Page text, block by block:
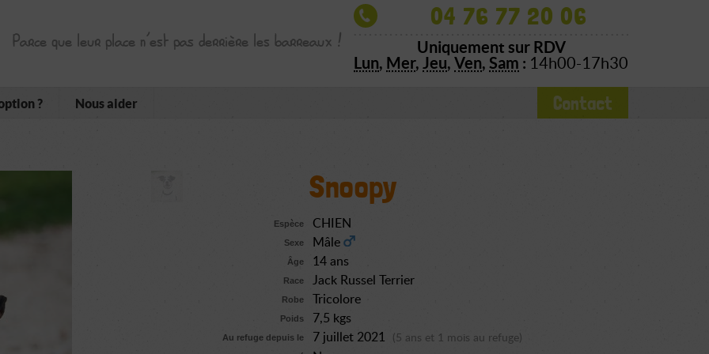
Parce que leur place n’est pas derrière les barreaux !
04 76 77 20 06
Uniquement sur RDV
Lun, Mer, Jeu, Ven, Sam : 14h00-17h30
? Nous aider Contact
Snoopy
Espèce CHIEN
Sexe Mâle
Âge 14 ans
Race Jack Russel Terrier
Robe Tricolore
Poids 7,5 kgs
Au refuge depuis le 7 juillet 2021 (5 ans et 1 mois au refuge)